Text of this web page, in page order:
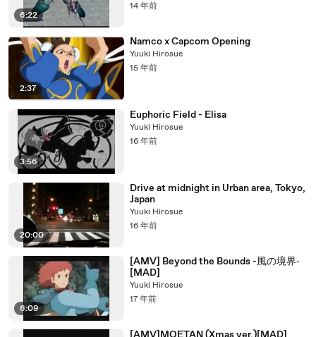
6:22
14 年前
2:37
Namco x Capcom Opening
Yuuki Hirosue
15 年前
3:56
Euphoric Field - Elisa
Yuuki Hirosue
16 年前
20:00
Drive at midnight in Urban area, Tokyo,
Japan
Yuuki Hirosue
16 年前
6:09
[AMV] Beyond the Bounds -風の境界‐
[MAD]
Yuuki Hirosue
17 年前